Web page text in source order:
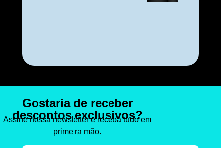
Gostaria de receber
descontos exclusivos?
Assine nossa newsletter e receba tudo em
primeira mão.